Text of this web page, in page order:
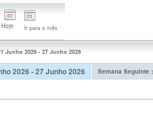
Ir para o mês
Junho 2026 - 27 Junho 2026
2026 - 27 Junho 2026 Semana Seguinte